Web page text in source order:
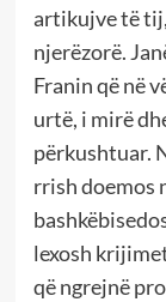
artikujve të tij,
njerëzorë.
Franin që në
urtë, i mirë
përkushtuar.
rrish doemos
lexosh
që ngrejnë